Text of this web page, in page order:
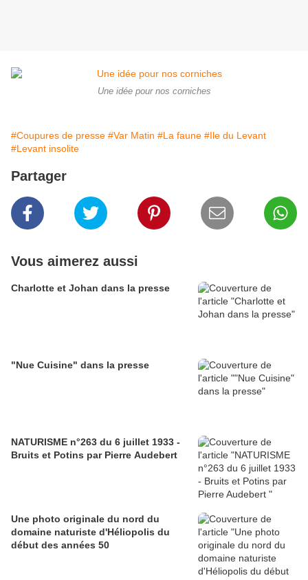
Une idée pour nos corniches
#Coupures de presse #Var Matin #La faune #Ile du Levant
#Levant insolite
Partager
Vous aimerez aussi
Charlotte et Johan dans la presse
"Nue Cuisine" dans la presse
NATURISME n°263 du 6 juillet 1933 -
Bruits et Potins par Pierre Audebert
Une photo originale du nord du
domaine naturiste d'Héliopolis du
début des années 50